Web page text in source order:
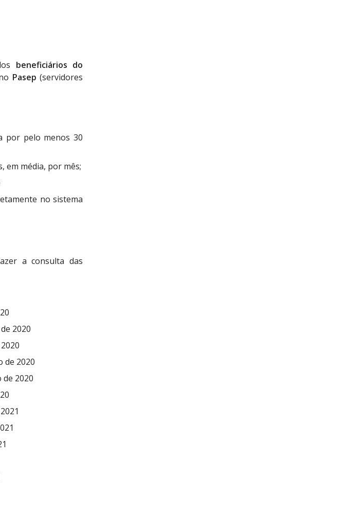
beneficiários do
Pasep (servidores
por pelo menos 30
em média, por mês;
no sistema
a consulta das
2020
de 2020
2020